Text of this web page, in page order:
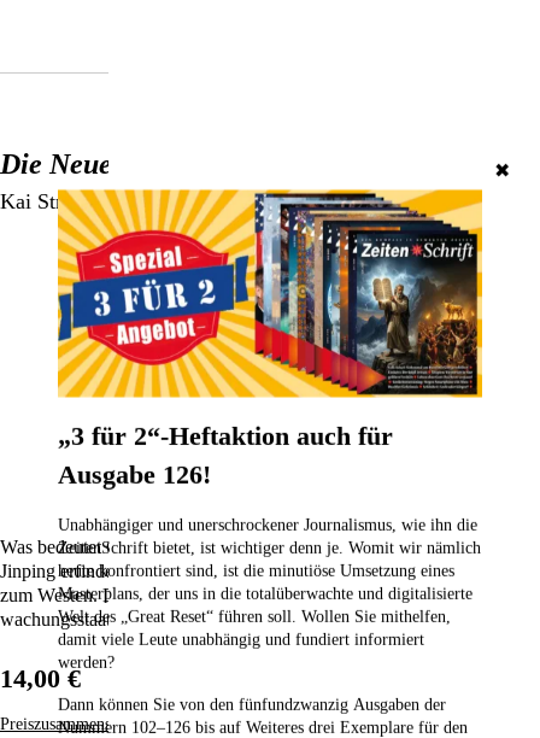
Die Neuerfindung der Diktatur
Kai Strittmatter
Was bedeutet Chinas Griff nach der Macht für uns? Unter Präsident
Jinping erfindet sich der autoritäre Staat neu, in offener Konkurrenz
zum Westen. Die Regierung glaubt zudem, den perfektesten Über­
wachungsstaat schaffen zu können, den die Erde je gesehen hat.
14,00 €
Preiszusammensetzung
✖
„3 für 2“-Heftaktion auch für
Ausgabe 126!
Unabhängiger und unerschrockener Journalismus, wie ihn die
ZeitenSchrift bietet, ist wichtiger denn je. Womit wir nämlich
heute konfrontiert sind, ist die minutiöse Umsetzung eines
Masterplans, der uns in die totalüberwachte und digitalisierte
Welt des „Great Reset“ führen soll. Wollen Sie mithelfen,
damit viele Leute unabhängig und fundiert informiert
werden?
Dann können Sie von den fünfundzwanzig Ausgaben der
Nummern 102–126 bis auf Weiteres drei Exemplare für den